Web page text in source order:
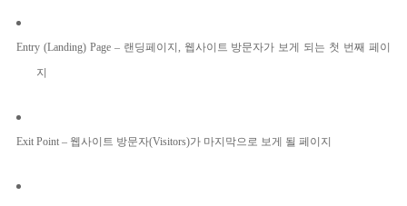
Entry (Landing) Page – 랜딩페이지 , 웹사이트 방문자가 보게 되는 첫 번째 페이
지
Exit Point – 웹사이트 방문자(Visitors)가 마지막으로 보게 될 페이지